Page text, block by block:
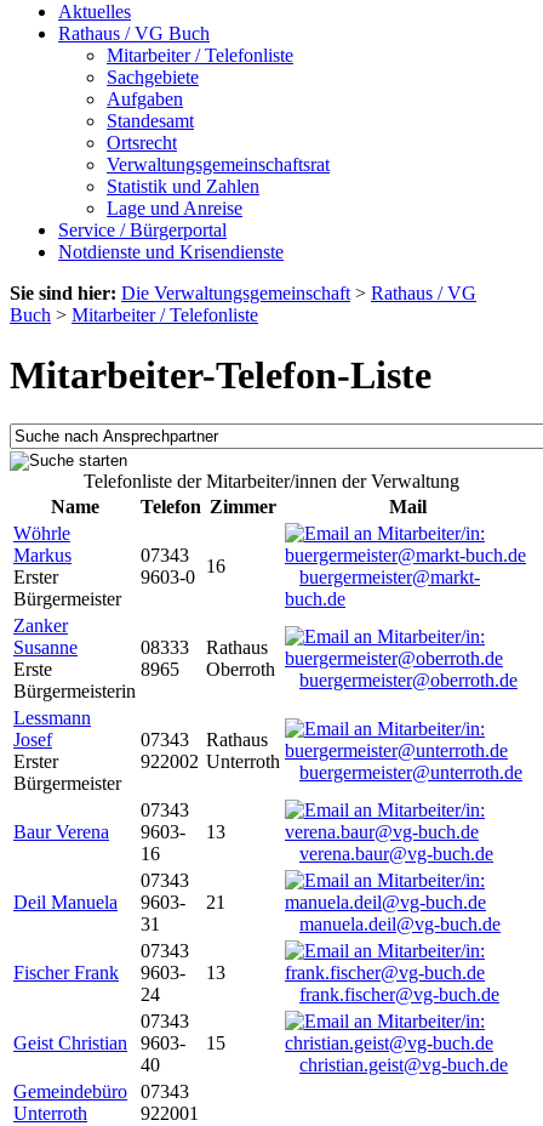
Aktuelles
Rathaus / VG Buch
Mitarbeiter / Telefonliste
Sachgebiete
Aufgaben
Standesamt
Ortsrecht
Verwaltungsgemeinschaftsrat
Statistik und Zahlen
Lage und Anreise
Service / Bürgerportal
Notdienste und Krisendienste
Sie sind hier: Die Verwaltungsgemeinschaft > Rathaus / VG
Buch > Mitarbeiter / Telefonliste
Mitarbeiter-Telefon-Liste
Telefonliste der Mitarbeiter/innen der Verwaltung
Name
Telefon Zimmer
Mail
Wöhrle
Markus
Erster
Bürgermeister
07343
9603-0
16
buergermeister@markt-
buch.de
Zanker
Susanne
Erste
Bürgermeisterin
08333
8965
Rathaus
Oberroth
buergermeister@oberroth.de
Lessmann
Josef
Erster
Bürgermeister
07343
922002
Rathaus
Unterroth
buergermeister@unterroth.de
Baur Verena
07343
9603-
16
13
verena.baur@vg-buch.de
Deil Manuela
07343
9603-
31
21
manuela.deil@vg-buch.de
Fischer Frank
07343
9603-
24
13
frank.fischer@vg-buch.de
Geist Christian
07343
9603-
40
15
christian.geist@vg-buch.de
Gemeindebüro
Unterroth
07343
922001